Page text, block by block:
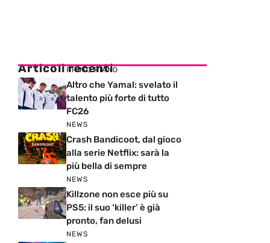
Articoli recenti
PRIMO PIANO
Altro che Yamal: svelato il
talento più forte di tutto
FC26
NEWS
Crash Bandicoot, dal gioco
alla serie Netflix: sarà la
più bella di sempre
NEWS
Killzone non esce più su
PS5: il suo ‘killer’ è già
pronto, fan delusi
NEWS